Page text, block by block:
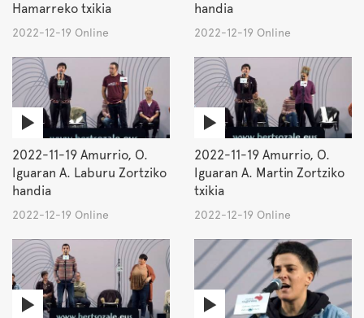
Hamarreko txikia
2022-12-19 Online
handia
2022-12-19 Online
2022-11-19 Amurrio, O.
Iguaran A. Laburu Zortziko
handia
2022-12-19 Online
2022-11-19 Amurrio, O.
Iguaran A. Martin Zortziko
txikia
2022-12-19 Online